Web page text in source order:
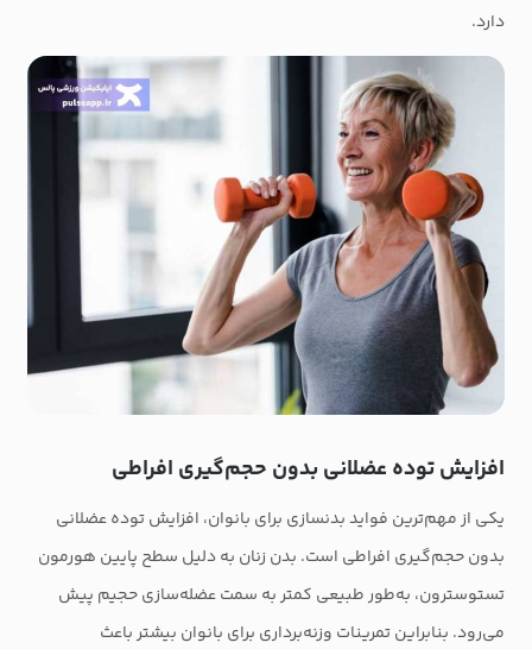
دارد.
افزایش توده عضلانی بدون حجم‌گیری افراطی
یکی از مهم‌ترین فواید بدنسازی برای بانوان، افزایش توده عضلانی
بدون حجم‌گیری افراطی است. بدن زنان به دلیل سطح پایین هورمون
تستوسترون، به‌طور طبیعی کمتر به سمت عضله‌سازی حجیم پیش
می‌رود. بنابراین تمرینات وزنه‌برداری برای بانوان بیشتر باعث